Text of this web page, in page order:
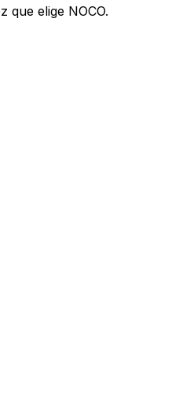
que elige NOCO.